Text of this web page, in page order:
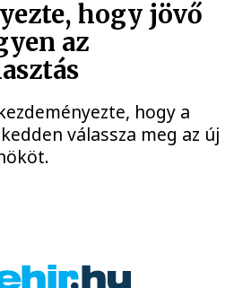
hogy jövő
az
hogy a
válassza meg az új